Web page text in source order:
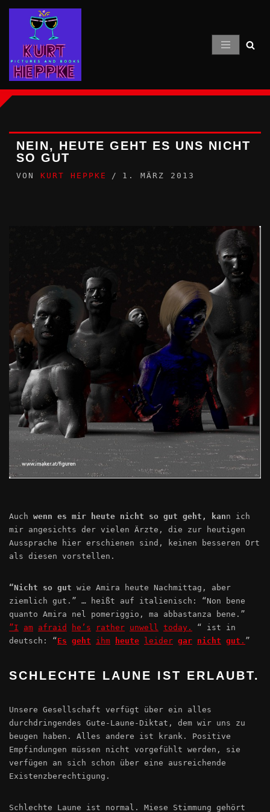
Inhalt
springen
NEIN, HEUTE GEHT ES UNS NICHT
SO GUT
VON KURT HEPPKE 1. MÄRZ 2013
Auch wenn es mir heute nicht so gut geht , kann ich
mir angesichts der vielen Ärzte, die zur heutigen
Aussprache hier erschienen sind, keinen besseren Ort
als diesen vorstellen.
“Nicht so gut wie Amira heute Nachmittag, aber
ziemlich gut.” … heißt auf italienisch: “Non bene
quanto Amira nel pomeriggio, ma abbastanza bene.”
”I
am afraid he’s rather unwell today.
“ ist in
deutsch: “ Es geht ihm heute leider gar nicht gut . ”
SCHLECHTE LAUNE IST ERLAUBT.
Unsere Gesellschaft verfügt über ein alles
durchdringendes Gute-Laune-Diktat, dem wir uns zu
beugen haben. Alles andere ist krank. Positive
Empfindungen müssen nicht vorgefühlt werden, sie
verfügen an sich schon über eine ausreichende
Existenzberechtigung.
Schlechte Laune ist normal. Miese Stimmung gehört